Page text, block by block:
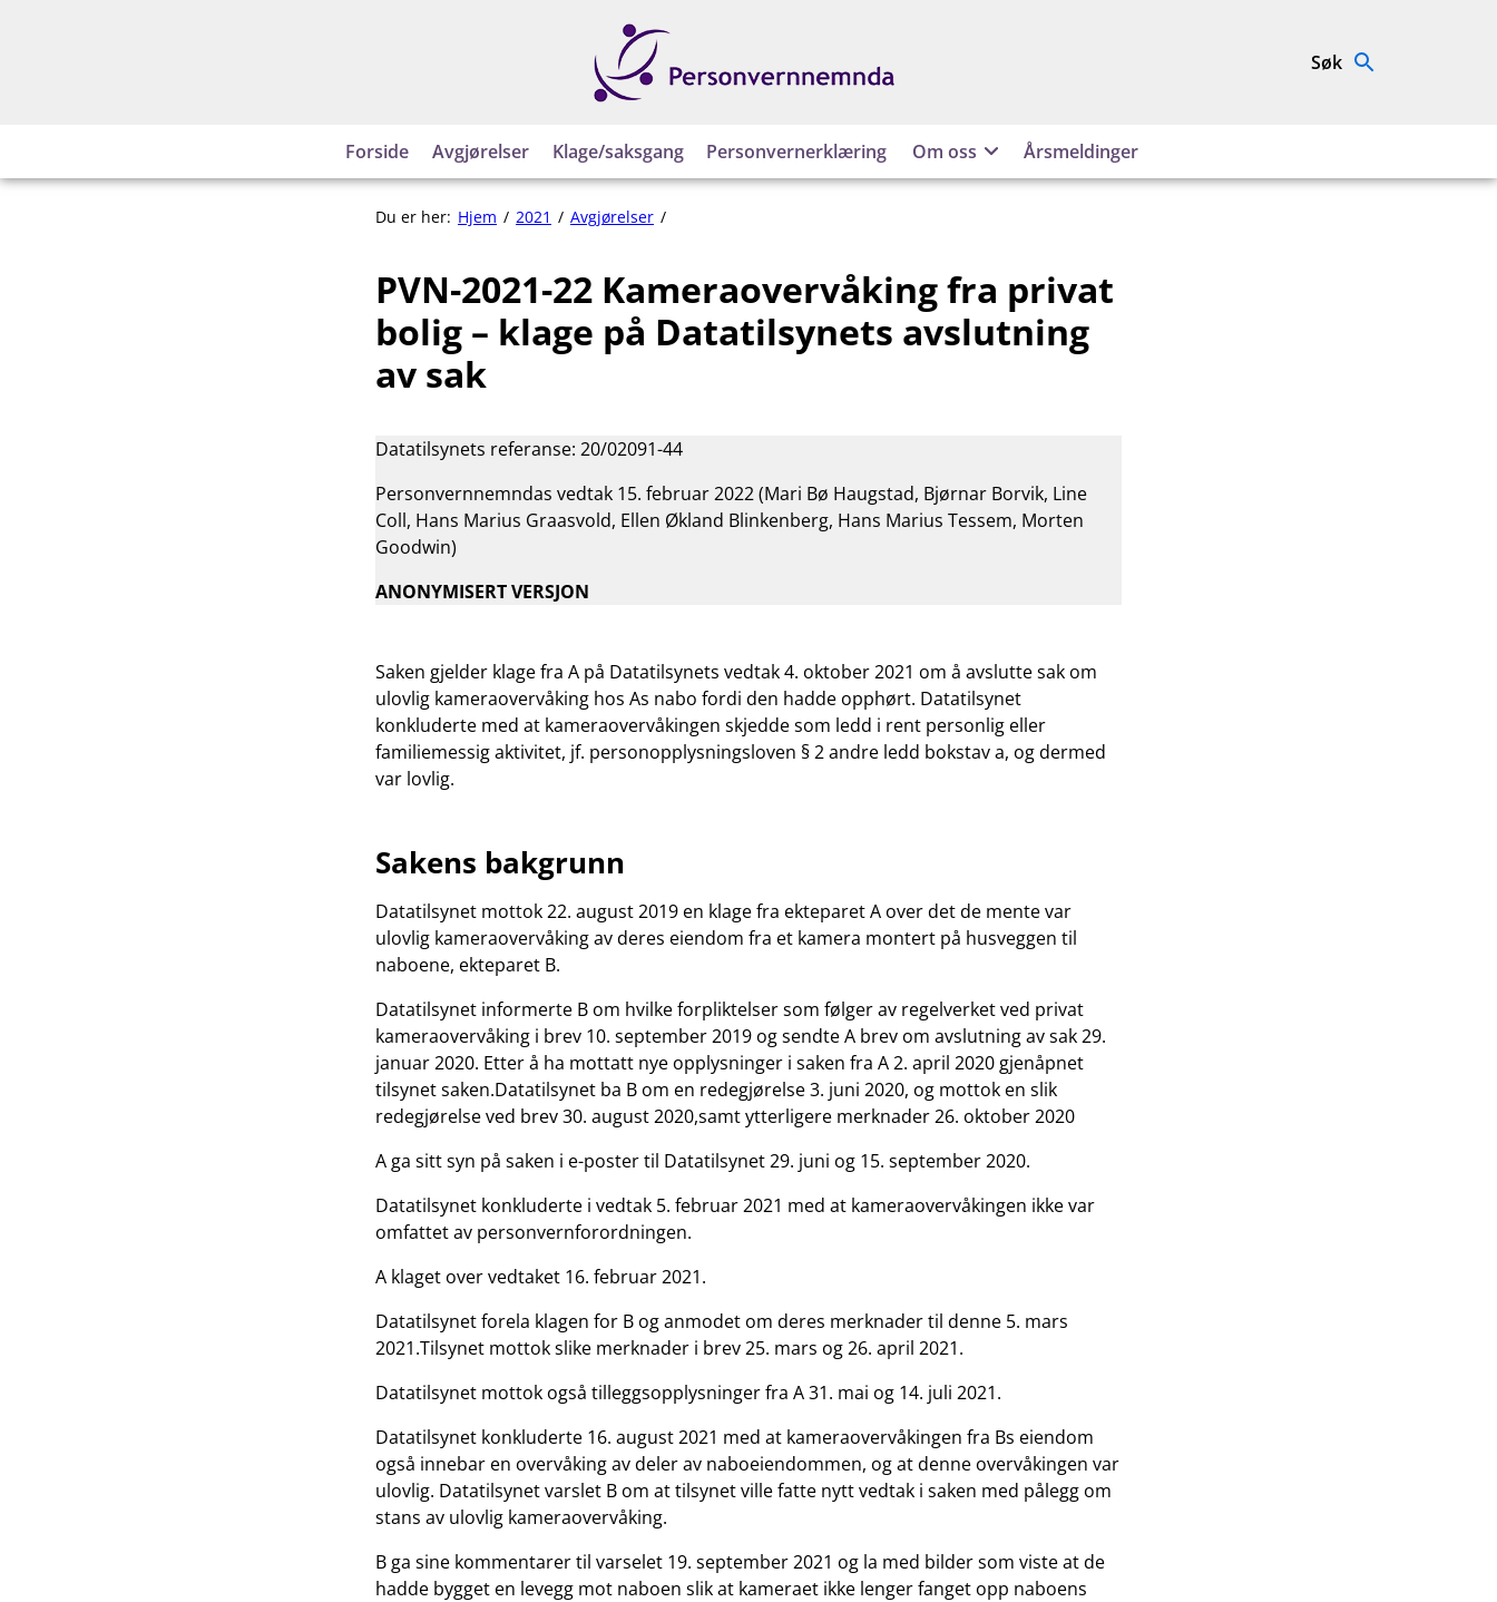
Personvernnemnda Søk
Forside Avgjørelser Klage/saksgang Personvernerklæring Om oss Årsmeldinger
Du er her: Hjem 2021 Avgjørelser
Kameraovervåking
fra
privat
Datatilsynets
av
sak
PVN-2021-22 Kameraovervåking fra privat
bolig – klage på Datatilsynets avslutning
av sak
Datatilsynets referanse: 20/02091-44
Personvernnemndas vedtak 15. februar 2022 (Mari Bø Haugstad, Bjørnar Borvik, Line
Coll, Hans Marius Graasvold, Ellen Økland Blinkenberg, Hans Marius Tessem, Morten
Goodwin)
ANONYMISERT VERSJON
Saken gjelder klage fra A på Datatilsynets vedtak 4. oktober 2021 om å avslutte sak om
ulovlig kameraovervåking hos As nabo fordi den hadde opphørt. Datatilsynet
konkluderte med at kameraovervåkingen skjedde som ledd i rent personlig eller
familiemessig aktivitet, jf. personopplysningsloven § 2 andre ledd bokstav a, og dermed
var lovlig.
Sakens bakgrunn
Datatilsynet mottok 22. august 2019 en klage fra ekteparet A over det de mente var
ulovlig kameraovervåking av deres eiendom fra et kamera montert på husveggen til
naboene, ekteparet B.
Datatilsynet informerte B om hvilke forpliktelser som følger av regelverket ved privat
kameraovervåking i brev 10. september 2019 og sendte A brev om avslutning av sak 29.
januar 2020. Etter å ha mottatt nye opplysninger i saken fra A 2. april 2020 gjenåpnet
tilsynet saken.Datatilsynet ba B om en redegjørelse 3. juni 2020, og mottok en slik
redegjørelse ved brev 30. august 2020,samt ytterligere merknader 26. oktober 2020
A ga sitt syn på saken i e-poster til Datatilsynet 29. juni og 15. september 2020.
Datatilsynet konkluderte i vedtak 5. februar 2021 med at kameraovervåkingen ikke var
omfattet av personvernforordningen.
A klaget over vedtaket 16. februar 2021.
Datatilsynet forela klagen for B og anmodet om deres merknader til denne 5. mars
2021.Tilsynet mottok slike merknader i brev 25. mars og 26. april 2021.
Datatilsynet mottok også tilleggsopplysninger fra A 31. mai og 14. juli 2021.
Datatilsynet konkluderte 16. august 2021 med at kameraovervåkingen fra Bs eiendom
også innebar en overvåking av deler av naboeiendommen, og at denne overvåkingen var
ulovlig. Datatilsynet varslet B om at tilsynet ville fatte nytt vedtak i saken med pålegg om
stans av ulovlig kameraovervåking.
B ga sine kommentarer til varselet 19. september 2021 og la med bilder som viste at de
hadde bygget en levegg mot naboen slik at kameraet ikke lenger fanget opp naboens